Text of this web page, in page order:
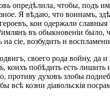
опредѣлила, чтобы, подъ
Я вѣдаю, что воинамъ,
кои одержали
въ обыкновеніи было,
сіе, возбудить и
своего рода войну,
коихъ побѣдить есть
противу духовъ злобы
всѣ козни діавольскія